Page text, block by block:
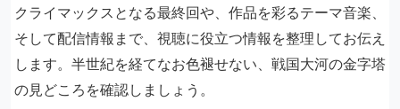
クライマックスとなる最終回や、作品を彩るテーマ音楽、
そして配信情報まで、視聴に役立つ情報を整理してお伝え
します。半世紀を経てなお色褪せない、戦国大河の金字塔
の見どころを確認しましょう。